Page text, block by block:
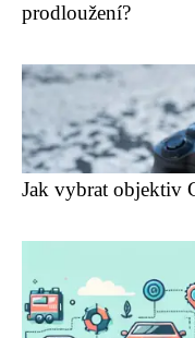
prodloužení?
Jak vybrat objektiv